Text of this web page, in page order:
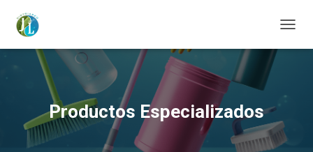
Productos Especializados